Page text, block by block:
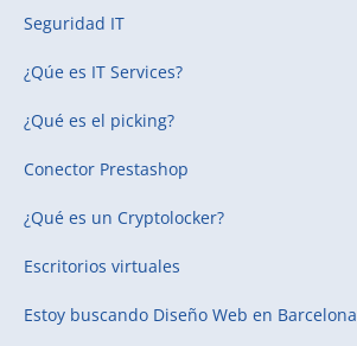
Seguridad IT
¿Qúe es IT Services?
¿Qué es el picking?
Conector Prestashop
¿Qué es un Cryptolocker?
Escritorios virtuales
Estoy buscando Diseño Web en Barcelona